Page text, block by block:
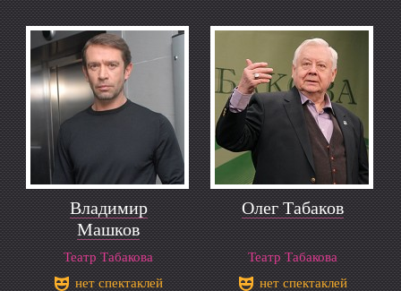
Владимир
Машков
Театр Табакова
нет спектаклей
Олег Табаков
Театр Табакова
нет спектаклей